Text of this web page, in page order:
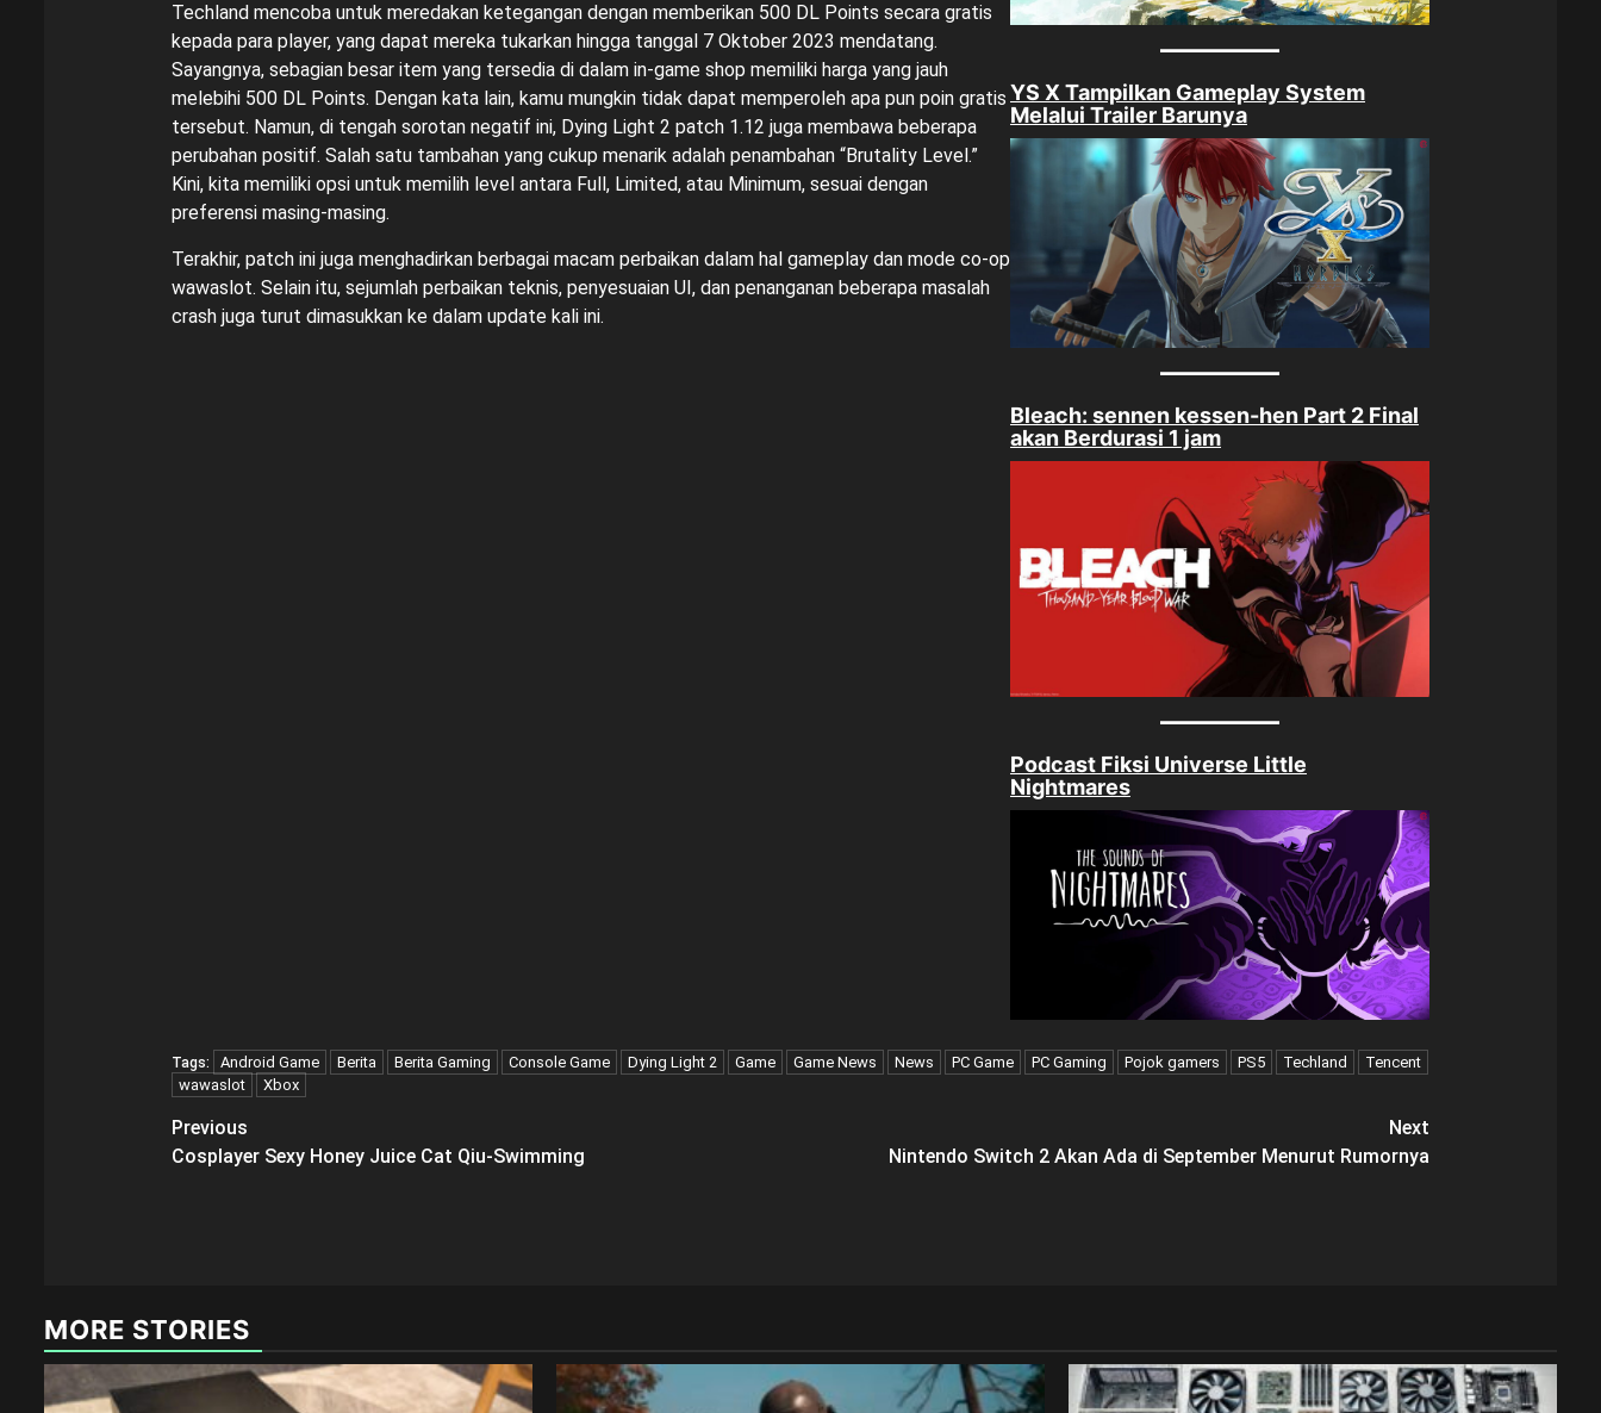
Techland mencoba untuk meredakan ketegangan dengan memberikan 500 DL Points secara gratis
kepada para player, yang dapat mereka tukarkan hingga tanggal 7 Oktober 2023 mendatang.
Sayangnya, sebagian besar item yang tersedia di dalam in-game shop memiliki harga yang jauh
melebihi 500 DL Points. Dengan kata lain, kamu mungkin tidak dapat memperoleh apa pun poin gratis
tersebut. Namun, di tengah sorotan negatif ini, Dying Light 2 patch 1.12 juga membawa beberapa
perubahan positif. Salah satu tambahan yang cukup menarik adalah penambahan “Brutality Level.”
Kini, kita memiliki opsi untuk memilih level antara Full, Limited, atau Minimum, sesuai dengan
preferensi masing-masing.
Terakhir, patch ini juga menghadirkan berbagai macam perbaikan dalam hal gameplay dan mode co-op
wawaslot. Selain itu, sejumlah perbaikan teknis, penyesuaian UI, dan penanganan beberapa masalah
crash juga turut dimasukkan ke dalam update kali ini.
YS X Tampilkan Gameplay System
Melalui Trailer Barunya
Bleach: sennen kessen-hen Part 2 Final
akan Berdurasi 1 jam
Podcast Fiksi Universe Little
Nightmares
Tags: Android Game Berita Berita Gaming Console Game Dying Light 2 Game Game News News PC Game PC Gaming Pojok gamers PS5 Techland
Tencent
wawaslot
Xbox
Post
navigation
Previous
Cosplayer Sexy Honey Juice Cat Qiu-Swimming
Next
Nintendo Switch 2 Akan Ada di September Menurut Rumornya
MORE STORIES